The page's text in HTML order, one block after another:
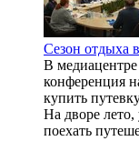
Сезон отдыха
В
конференция
купить
На дворе
поехать